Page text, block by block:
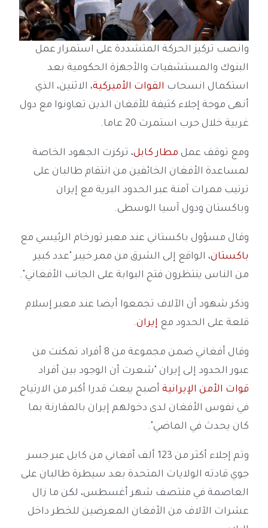
وانصب تركيز الحركة المتشددة على استمرار عمل
البنوك والمستشفيات والأجهزة الحكومية بعد
استكمال انسحاب القوات الأميركية، الاثنين، الذي
أنهى موجة إجلاء كثيفة للأفغان الذين تعاونوا مع دول
غربية خلال حرب استمرت 20 عاما.
ومع توقف عمل مطار كابل، تركزت الجهود الخاصة
لمساعدة الأفغان الخائفين من انتقام طالبان على
ترتيب ممرات آمنة عبر الحدود البرية مع إيران
وباكستان ودول آسيا الوسطى.
وقال مسؤول باكستاني عند معبر تورخام الرئيسي مع
باكستان، الواقع إلى الشرق من ممر خيبر "عدد كبير
من الناس ينتظرون فتح البوابة على الجانب الأفغاني".
وذكر شهود أن الآلاف تجمعوا أيضا عند معبر إسلام
قلعة على الحدود مع إيران.
وقال أفغاني ضمن مجموعة من 8 أفراد تمكنت من
عبور الحدود إلى إيران "شعرت أن الوجود بين أفراد
قوات الأمن الإيرانية أصبح يبعث قدرا أكبر من الارتياح
في نفوس الأفغان لدى دخولهم إيران بالمقارنة بما
كان يحدث في الماضي".
وتم إجلاء أكثر من 123 ألف أفغاني من كابل عبر جسر
جوي قادته الولايات المتحدة بعد سيطرة طالبان على
العاصمة في منتصف شهر أغسطس، لكن ما زال
عشرات الآلاف من الأفغان المعرضين للخطر داخل